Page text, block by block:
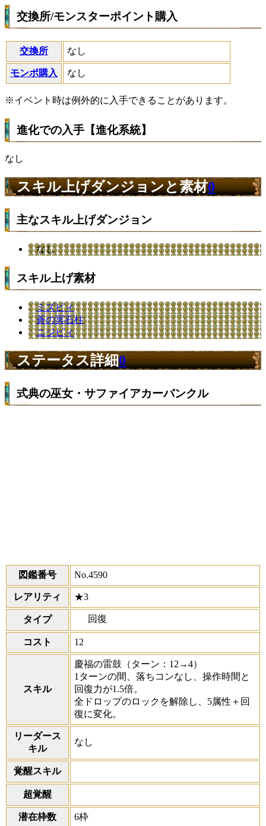
交換所/モンスターポイント購入
交換所 なし
モンポ購入 なし
※イベント時は例外的に入手できることがあります。
進化での入手【進化系統】
なし
スキル上げダンジョンと素材0
主なスキル上げダンジョン
なし
スキル上げ素材
ミズピィ
蒼の冥石柱
ニジピィ
ステータス詳細0
式典の巫女・サファイアカーバンクル
図鑑番号 No.4590
レアリティ ★3
タイプ 回復
コスト 12
スキル
慶福の雷鼓 （ターン：12→4）
1ターンの間、落ちコンなし、操作時間と
回復力が1.5倍。
全ドロップのロックを解除し、5属性＋回
復に変化。
リーダース
キル
なし
覚醒スキル
超覚醒
潜在枠数 6枠